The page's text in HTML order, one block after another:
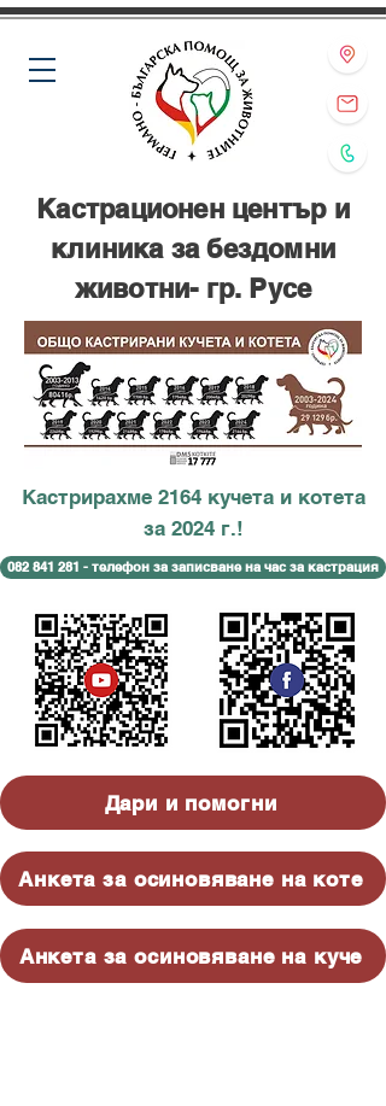
Кастрирахме 2164 кучета и котета
за 2024 г.!
082 841 281 - телефон за записване на час за кастрация
Кастрационен център и
клиника за бездомни
животни- гр. Русе
Дари и помогни
Анкета за осиновяване на коте
Анкета за осиновяване на куче